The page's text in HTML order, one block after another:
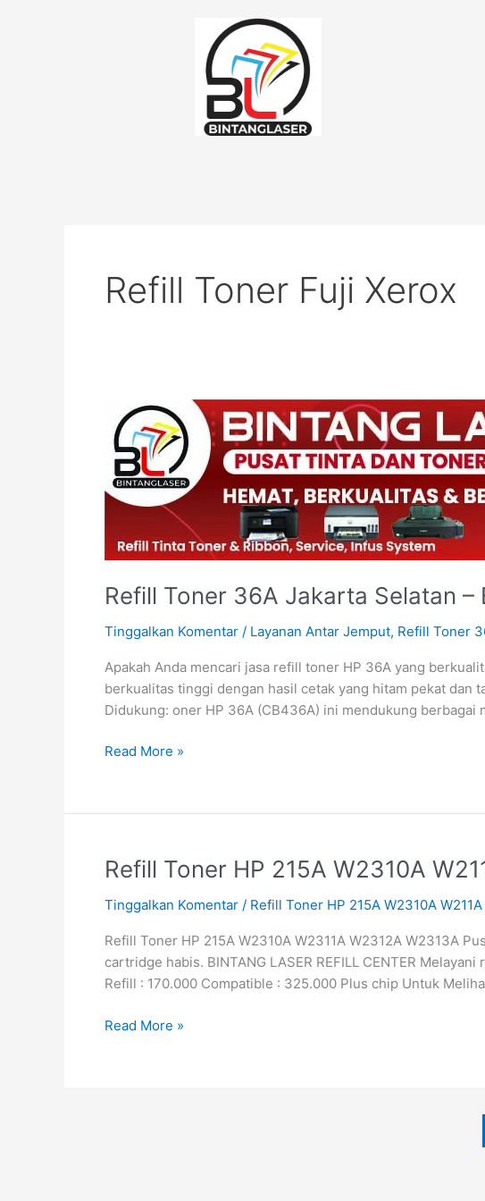
Refill Toner Fuji Xerox
Refill Toner 36A Jakarta Selatan
Tinggalkan Komentar / Layanan Antar Jemput, Refill Toner
Apakah Anda mencari jasa refill toner HP 36A yang
berkualitas tinggi dengan hasil cetak yang hitam pekat dan
Didukung: oner HP 36A (CB436A) ini mendukung berbagai
Refill
Toner
36A
Jakarta
Selatan
Bergaransi
|
Laser
Read More »
Refill Toner HP 215A W2310A
Tinggalkan Komentar / Refill Toner HP 215A W2310A
Refill Toner HP 215A W2310A W2311A W2312A W2313A
cartridge habis. BINTANG LASER REFILL CENTER
Refill : 170.000 Compatible : 325.000 Plus chip Untuk
Refill
HP
W2310A
W211A
W212A
Read More »